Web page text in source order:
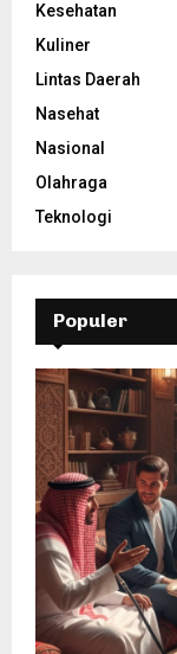
Kesehatan
Kuliner
Lintas Daerah
Nasehat
Nasional
Olahraga
Teknologi
Populer